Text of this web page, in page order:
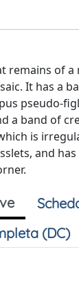
remains of
It has a
pseudo-
a band of
is
and
(DC)